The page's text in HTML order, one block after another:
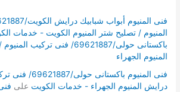
المنيوم / تصليح شتر المنيوم الكويت - خدمات
باكستانى حولى/69621887/ فنى
المنيوم الجهراء
فنى المنيوم
درايش المنيوم الجهراء - خدمات الكويت على